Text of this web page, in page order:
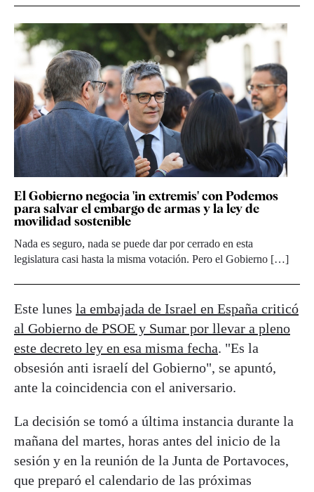
El Gobierno negocia 'in extremis' con Podemos
para salvar el embargo de armas y la ley de
movilidad sostenible
Nada es seguro, nada se puede dar por cerrado en esta
legislatura casi hasta la misma votación. Pero el Gobierno […]
Este lunes la embajada de Israel en España criticó
al Gobierno de PSOE y Sumar por llevar a pleno
este decreto ley en esa misma fecha. "Es la
obsesión anti israelí del Gobierno", se apuntó,
ante la coincidencia con el aniversario.
La decisión se tomó a última instancia durante la
mañana del martes, horas antes del inicio de la
sesión y en la reunión de la Junta de Portavoces,
que preparó el calendario de las próximas